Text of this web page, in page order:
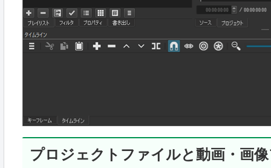
プロジェクトファイルと動画・画